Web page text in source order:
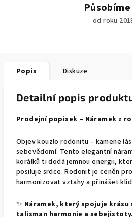
od roku
Popis Diskuze
Detailní popis
Prodejní popisek – Náramek z
Objev kouzlo rodonitu – kamene
sebevědomí. Tento elegantní
korálků ti dodá jemnou energii,
posiluje srdce. Rodonit je ceněn
harmonizovat vztahy a přinášet
✨ Náramek, který spojuje
talisman harmonie a sebejistoty.